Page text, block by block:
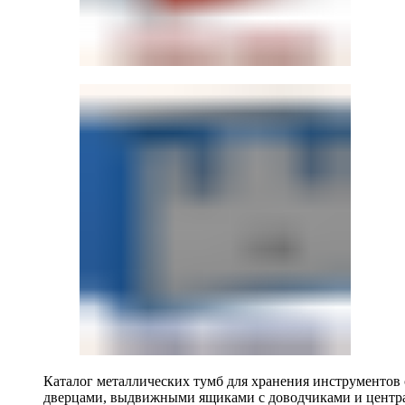
Каталог металлических тумб для хранения
дверцами, выдвижными ящиками с доводчиками и